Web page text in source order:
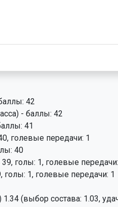
42
- баллы: 42
41
голевые передачи: 1
40
голы: 1, голевые
голы: 1, голевые передачи: 1
1.34 (выбор состава: 1.03,